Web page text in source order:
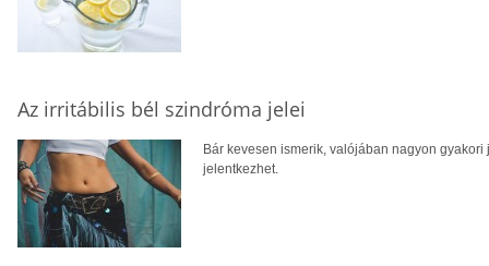
Az irritábilis bél szindróma jelei
Bár kevesen ismerik, valójában nagyon
jelentkezhet.